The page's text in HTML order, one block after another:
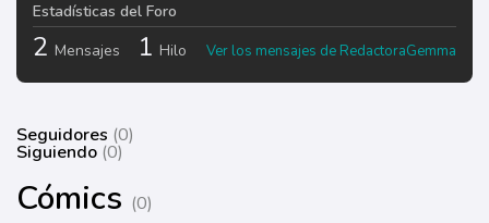
Estadísticas del Foro
2 Mensajes 1 Hilo Ver los mensajes de RedactoraGemma
Seguidores (0)
Siguiendo (0)
Cómics (0)